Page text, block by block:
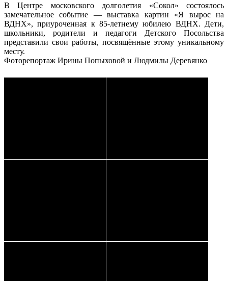
В Центре московского долголетия «Сокол» состоялось
замечательное событие — выставка картин «Я вырос на
ВДНХ», приуроченная к 85-летнему юбилею ВДНХ. Дети,
школьники, родители и педагоги Детского Посольства
представили свои работы, посвящённые этому уникальному
месту.
Фоторепортаж Ирины Попыховой и Людмилы Деревянко